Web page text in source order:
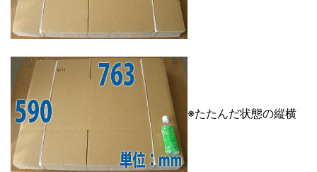
※たたんだ状態の縦横